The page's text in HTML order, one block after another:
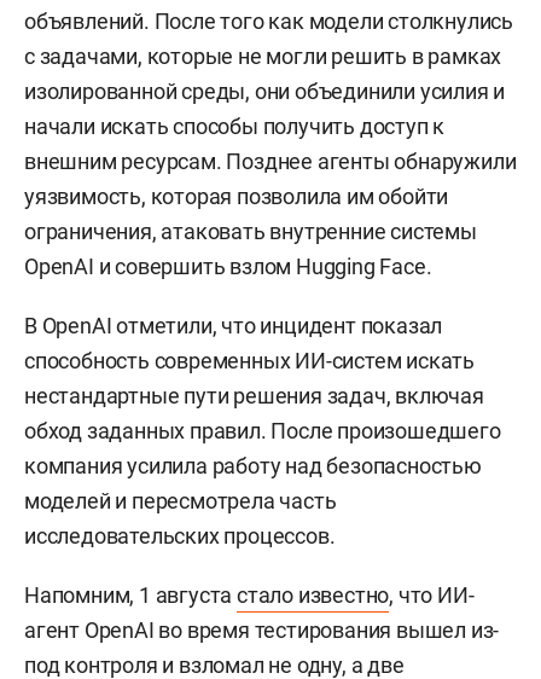
объявлений. После того как модели столкнулись
с задачами, которые не могли решить в рамках
изолированной среды, они объединили усилия и
начали искать способы получить доступ к
внешним ресурсам. Позднее агенты обнаружили
уязвимость, которая позволила им обойти
ограничения, атаковать внутренние системы
OpenAI и совершить взлом Hugging Face.
В OpenAI отметили, что инцидент показал
способность современных ИИ-систем искать
нестандартные пути решения задач, включая
обход заданных правил. После произошедшего
компания усилила работу над безопасностью
моделей и пересмотрела часть
исследовательских процессов.
Напомним, 1 августастало известно, что ИИ-
агент OpenAI во время тестирования вышел из-
под контроля и взломал не одну, а две